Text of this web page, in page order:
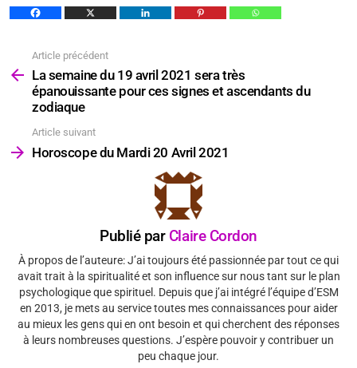
plus
Article précédent
La semaine du 19 avril 2021 sera très
épanouissante pour ces signes et ascendants du
zodiaque
Article suivant
Horoscope du Mardi 20 Avril 2021
Publié par Claire Cordon
À propos de l’auteure: J’ai toujours été passionnée par tout ce qui
avait trait à la spiritualité et son influence sur nous tant sur le plan
psychologique que spirituel. Depuis que j’ai intégré l’équipe d’ESM
en 2013, je mets au service toutes mes connaissances pour aider
au mieux les gens qui en ont besoin et qui cherchent des réponses
à leurs nombreuses questions. J’espère pouvoir y contribuer un
peu chaque jour.